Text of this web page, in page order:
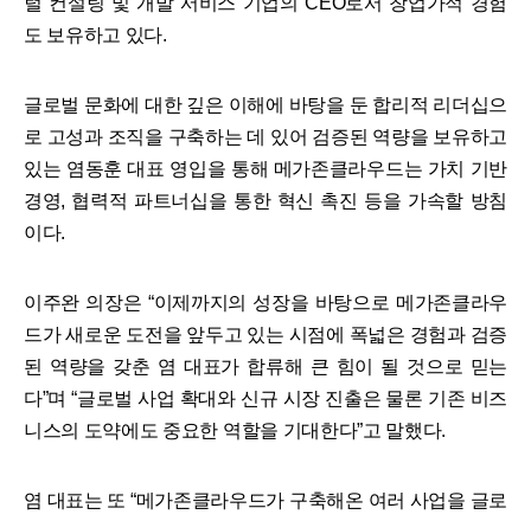
도 보유하고 있다.
글로벌 문화에 대한 깊은 이해에 바탕을 둔 합리적 리더십으
로 고성과 조직을 구축하는 데 있어 검증된 역량을 보유하고
있는 염동훈 대표 영입을 통해 메가존클라우드는 가치 기반
경영, 협력적 파트너십을 통한 혁신 촉진 등을 가속할 방침
이다.
이주완 의장은 “이제까지의 성장을 바탕으로 메가존클라우
드가 새로운 도전을 앞두고 있는 시점에 폭넓은 경험과 검증
된 역량을 갖춘 염 대표가 합류해 큰 힘이 될 것으로 믿는
다”며 “글로벌 사업 확대와 신규 시장 진출은 물론 기존 비즈
니스의 도약에도 중요한 역할을 기대한다”고 말했다.
염 대표는 또 “메가존클라우드가 구축해온 여러 사업을 글로